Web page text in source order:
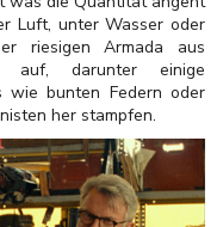
Luft, unter Wasser oder
riesigen Armada aus
auf, darunter einige
wie bunten Federn oder
her stampfen.